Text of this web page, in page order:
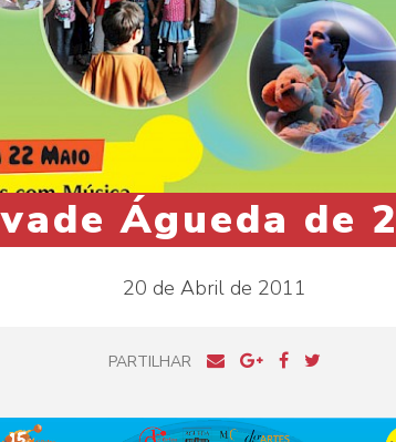
Águeda de
20 de Abril de 2011
PARTILHAR